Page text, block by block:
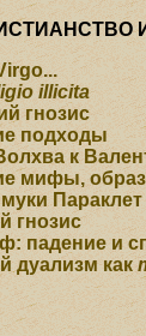
illicita
гнозис
подходы
к
мифы,
Параклет
гнозис
падение и
дуализм как